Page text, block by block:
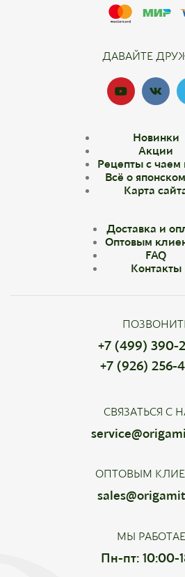
ДАВАЙТЕ
Новинки
Акции
Рецепты с чаем
Всё о
Карта
Доставка и
Оптовым
FAQ
Контакты
+7 (499) 390-
+7 (926) 256-
СВЯЗАТЬСЯ С
ОПТОВЫМ
МЫ
Пн-пт: 10:00-